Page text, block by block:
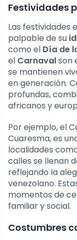
Festividades
Las festividades
palpable de su
como el Día de
el Carnavalson
se mantienen
en generación.
profundas,
africanos y
Por ejemplo, el
Cuaresma, es
localidades
calles se llenan
reflejando la
venezolano.
momentos de
familiar y social.
Costumbres